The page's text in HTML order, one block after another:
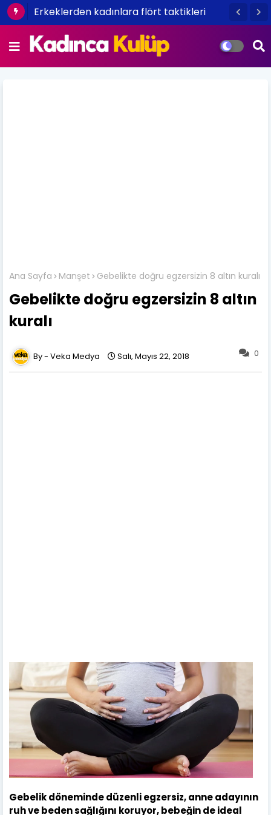
Erkeklerden kadınlara flört taktikleri
Ana Sayfa Manşet Gebelikte doğru egzersizin 8 altın kuralı
Gebelikte doğru egzersizin 8 altın
kuralı
0
Veka Medya Salı, Mayıs 22, 2018
Gebelik döneminde düzenli egzersiz, anne adayının
ruh ve beden sağlığını koruyor, bebeğin de ideal